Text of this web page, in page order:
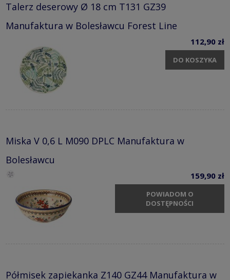
Talerz deserowy Ø 18 cm T131 GZ39
Manufaktura w Bolesławcu Forest Line
112,90 zł
DO KOSZYKA
Miska V 0,6 L M090 DPLC Manufaktura w
Bolesławcu
159,90 zł
POWIADOM O
DOSTĘPNOŚCI
Półmisek zapiekanka Z140 GZ44 Manufaktura w